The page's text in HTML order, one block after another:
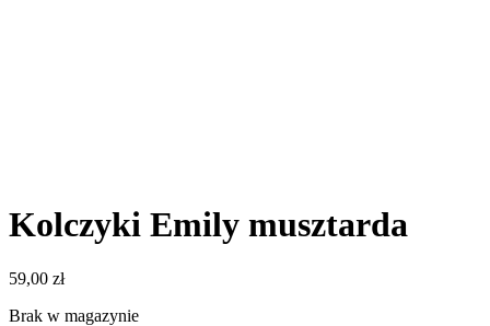
Kolczyki Emily musztarda
59,00 zł
Brak w magazynie